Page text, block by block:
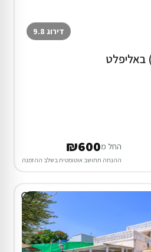
דירוג 9.8
החל מ₪600
ההנחה תחושב אוטומטית בשלב ההזמנה